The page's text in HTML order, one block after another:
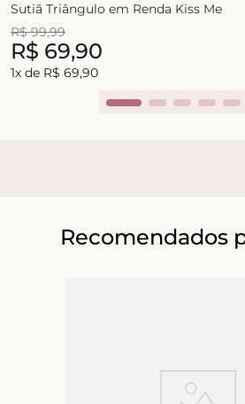
Sutiã Triângulo em Renda Kiss Me
R$ 99,99
R$ 69,90
1x de R$ 69,90
Recomendados